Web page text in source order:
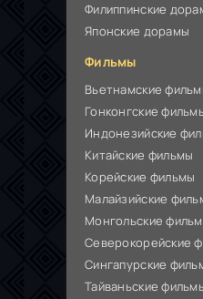
Филиппинские
Японские дорамы
Фильмы
Вьетнамские
Гонконгские
Индонезийские
Китайские фильмы
Корейские фильмы
Малайзийские
Монгольские
Северокорейские
Сингапурские
Тайваньские